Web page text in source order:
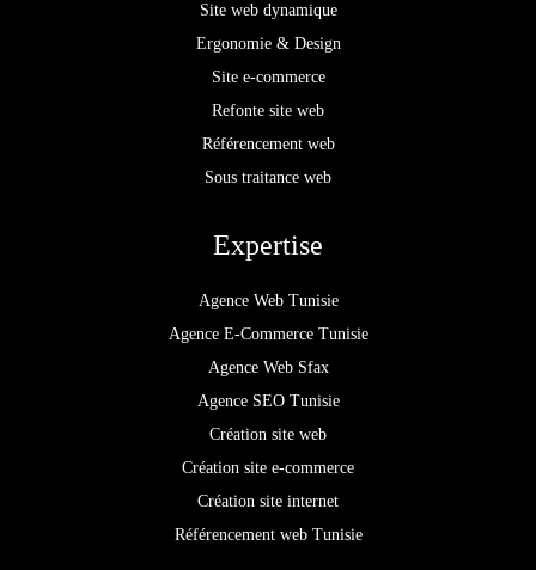
Site web dynamique
Ergonomie & Design
Site e-commerce
Refonte site web
Référencement web
Sous traitance web
Expertise
Agence Web Tunisie
Agence E-Commerce Tunisie
Agence Web Sfax
Agence SEO Tunisie
Création site web
Création site e-commerce
Création site internet
Référencement web Tunisie